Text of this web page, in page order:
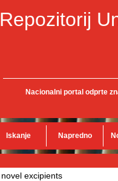
Repozitorij
Nacionalni portal odprte
Iskanje Napredno